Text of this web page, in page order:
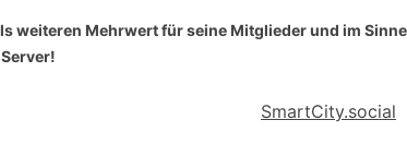
weiteren Mehrwert für seine Mitglieder und im
SmartCity.social